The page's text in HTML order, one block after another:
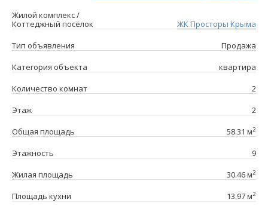
Жилой комплекс /
Коттеджный посёлок
ЖК Просторы Крыма
Тип объявления
Продажа
Категория объекта
квартира
Количество комнат
2
Этаж
2
Общая площадь
58.31 м2
Этажность
9
Жилая площадь
30.46 м2
Площадь кухни 13.97 м2